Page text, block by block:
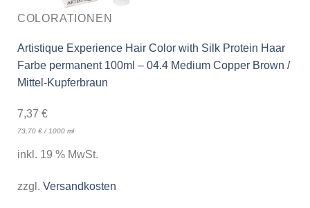
COLORATIONEN
Artistique Experience Hair Color with Silk Protein Haar
Farbe permanent 100ml – 04.4 Medium Copper Brown /
Mittel-Kupferbraun
7,37 €
73,70 €/1000 ml
inkl. 19 % MwSt.
zzgl. Versandkosten